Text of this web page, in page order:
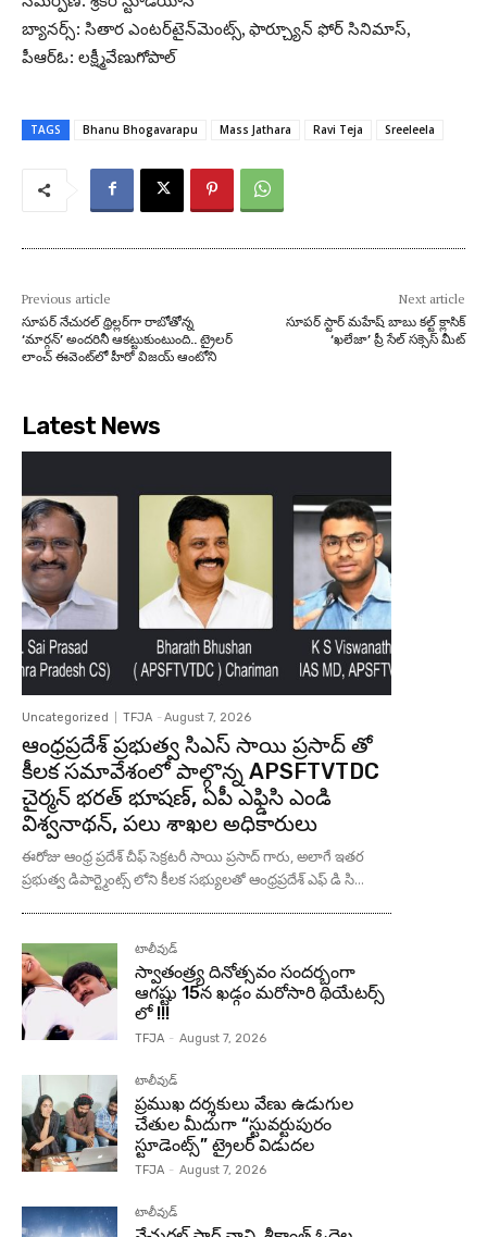
బ్యానర్స్: సితార ఎంటర్‌టైన్‌మెంట్స్, ఫార్చ్యూన్ ఫోర్ సినిమాస్‌,
పీఆర్ఓ: లక్ష్మీవేణుగోపాల్
TAGS Bhanu Bhogavarapu Mass Jathara Ravi Teja Sreeleela
Previous article
సూపర్ నేచురల్ థ్రిల్లర్‌గా రాబోతోన్న
‘మార్గన్’ అందరినీ ఆకట్టుకుంటుంది.. ట్రైలర్
లాంచ్ ఈవెంట్‌లో హీరో విజయ్ ఆంటోని
Next article
సూపర్ స్టార్ మహేష్ బాబు కల్ట్ క్లాసిక్
‘ఖలేజా’ ప్రీ సేల్ సక్సెస్ మీట్
Latest News
Uncategorized TFJA - August 7, 2026
ఆంధ్రప్రదేశ్ ప్రభుత్వ సిఎస్ సాయి ప్రసాద్ తో
కీలక సమావేశంలో పాల్గొన్న APSFTVTDC
చైర్మన్ భరత్ భూషణ్, ఏపీ ఎఫ్డిసి ఎండి
విశ్వనాథన్, పలు శాఖల అధికారులు
ఈరోజు ఆంధ్ర ప్రదేశ్ చీఫ్ సెక్రటరీ సాయి ప్రసాద్ గారు, అలాగే ఇతర
ప్రభుత్వ డిపార్ట్మెంట్స్ లోని కీలక సభ్యులతో ఆంధ్రప్రదేశ్ ఎఫ్ డి సి...
టాలీవుడ్
స్వాతంత్ర్య దినోత్సవం సందర్బంగా
ఆగష్టు 15న ఖడ్గం మరోసారి థియేటర్స్
లో !!!
TFJA - August 7, 2026
టాలీవుడ్
ప్రముఖ దర్శకులు వేణు ఉడుగుల
చేతుల మీదుగా “స్టువర్టుపురం
స్టూడెంట్స్” ట్రైలర్ విడుదల
TFJA - August 7, 2026
టాలీవుడ్